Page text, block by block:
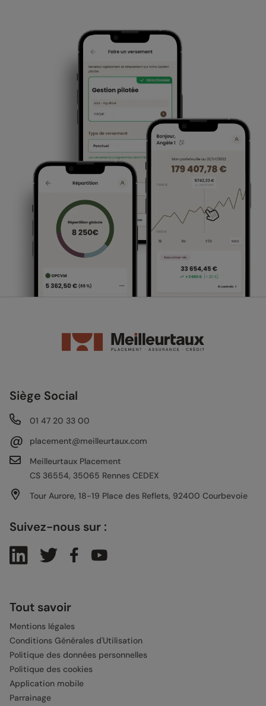
Siège Social
01 47 20 33 00
@
placement@meilleurtaux.com
Meilleurtaux Placement
CS 36554, 35065 Rennes CEDEX
Tour Aurore, 18-19 Place des Reflets, 92400 Courbevoie
Suivez-nous sur :
Tout savoir
Mentions légales
Conditions Générales d'Utilisation
Politique des données personnelles
Politique des cookies
Application mobile
Parrainage